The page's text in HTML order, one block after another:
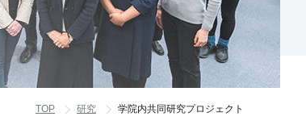
TOP 研究 学院内共同研究プロジェクト